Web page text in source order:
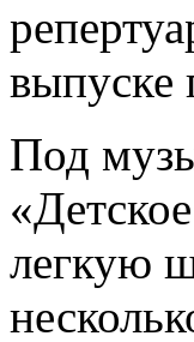
выпуске
Под
легкую